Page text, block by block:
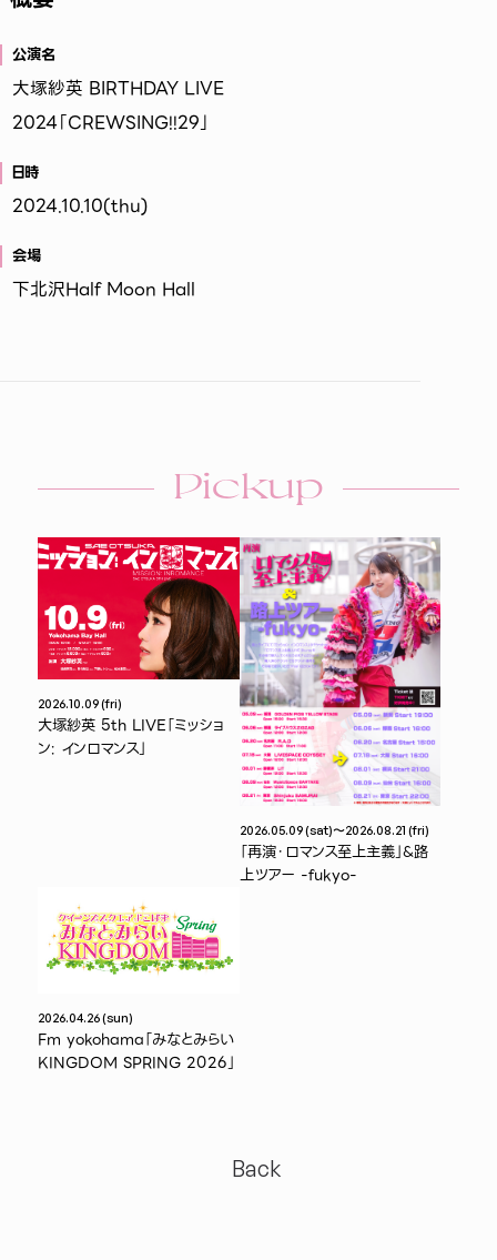
Great
車をいっぱい運転しました
公演名
大塚紗英 BIRTHDAY LIVE
2024「CREWSING!!29」
日時
2024.10.10(thu)
会場
下北沢Half Moon Hall
Pickup
2026.10.09 (fri)
大塚紗英 5th LIVE「ミッショ
ン: インロマンス」
2026.05.09 (sat)〜2026.08.21 (fri)
「再演・ロマンス至上主義」&路
上ツアー -fukyo-
2026.04.26 (sun)
Fm yokohama「みなとみらい
KINGDOM SPRING 2026」
Back